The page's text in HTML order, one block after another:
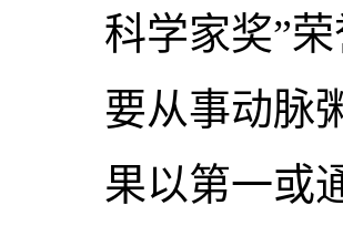
科学家奖”
要从事动脉
果以第一或